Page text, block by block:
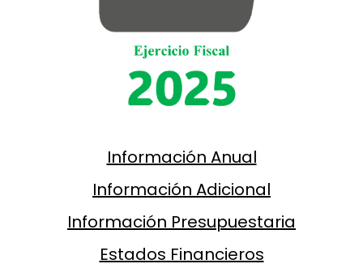
Información Anual
Información Adicional
Información Presupuestaria
Estados Financieros